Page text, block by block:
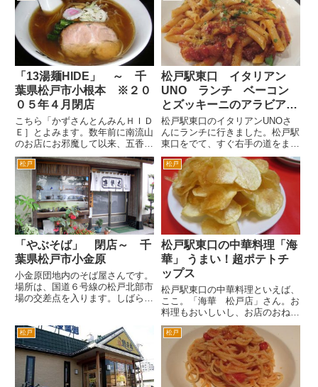
ップしておこう。 伊勢丹松
戸店の本館４階、婦人服のフロ...
と突き当りが UNO 松戸店 （ウ
ーノ）さんです。本屋さんの2階
です。 窓際の回り込ん...
「13湯麺HIDE」 ～ 千
葉県松戸市小根本 ※２０
０５年４月閉店
こちら「かずさんとんみんＨＩＤ
Ｅ］とよみます。数年前に南流山
のお店にお邪魔して以来、五香に
13湯麺が出来て、とても人気が
あると聞いてました。 しかし、
五香は、営業時間が6時半からと
いうことでなかなか食べに行く機
会がありませんでした。 そん
な...
松戸駅東口 イタリアン
UNO ランチ ベーコン
とズッキーニのアラビアー
タ
松戸駅東口のイタリアンUNOさ
んにランチに行きました。松戸駅
東口をでて、すぐ右手の道をまっ
すぐいくと正面の書店の2階で
す。 階段を上がっていくと、ワ
インのボトルなどが並んでいると
ころが入口です。 ランチタイ
ムですが、ビール。昼飲むビール
は...
松戸
「やぶそば」 閉店～ 千
葉県松戸市小金原
小金原団地内のそば屋さんです。
場所は、国道６号線の松戸北部市
場の交差点を入ります。しばらく
点を小金原団地方面へ左折。すぐ
に信号があるので、左折するとす
ぐ左手です。市立貝の花小学校
の...
松戸
松戸駅東口の中華料理「海
華」 うまい！超ポテトチ
ップス
松戸駅東口の中華料理といえば、
ここ。「海華 松戸店」さん。お
料理もおいしいし、お店のおねえ
さんも感じがよいし、個人的には
とても好感度の高いお店です。
ちなみに新京成線の八柱駅にも支
店があるそうです。松戸店の看板
娘のおねえさんが、最近八柱に
応...
松戸 松戸